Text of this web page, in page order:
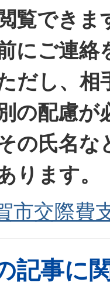
覧できま
にご連絡
だし、相
の配慮が
の氏名な
ります。
市交際費
記事に